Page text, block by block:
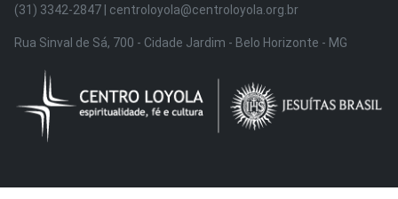
(31) 3342-2847 | centroloyola@centroloyola.org.br
Rua Sinval de Sá, 700 - Cidade Jardim - Belo Horizonte - MG